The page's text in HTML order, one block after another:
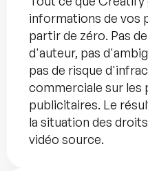
informations de vos
partir de zéro. Pas
d'auteur, pas
pas de risque
commerciale sur les
publicitaires. Le
la situation des
vidéo source.